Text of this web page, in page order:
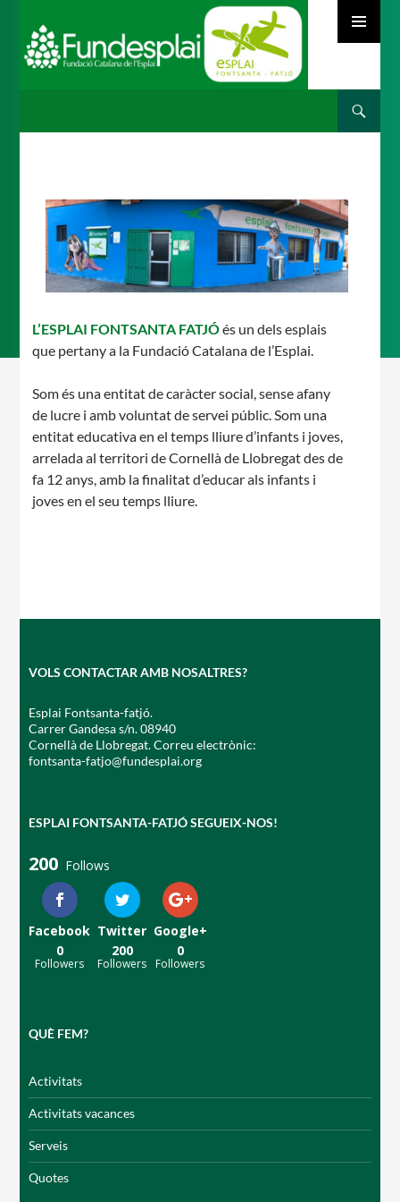
L’ESPLAI FONTSANTA FATJÓés un dels esplais
que pertany a la Fundació Catalana de l’Esplai.
Som és una entitat de caràcter social, sense afany
de lucre i amb voluntat de servei públic. Som una
entitat educativa en el temps lliure d’infants i joves,
arrelada al territori de Cornellà de Llobregat des de
fa 12 anys, amb la finalitat d’educar als infants i
joves en el seu temps lliure.
VOLS CONTACTAR AMB NOSALTRES?
Esplai Fontsanta-fatjó.
Carrer Gandesa s/n. 08940
Cornellà de Llobregat. Correu electrònic:
fontsanta-fatjo@fundesplai.org
ESPLAI FONTSANTA-FATJÓ SEGUEIX-NOS!
200 Follows
Facebook
0
Followers
Twitter
200
Followers
Google+
0
Followers
QUÈ FEM?
Activitats
Activitats vacances
Serveis
Quotes
MÓN ESCOLAR
ALBERG CENTRE ESPLAI
FORMACIÓ
CASES DE COLÒNIES
ESPLAIS
SUPORT TERCER SECTOR
CONEIX FUNDESPLAI
Missió i valors
Els comptes clars
Memòria d'activitats
Proposta educativa